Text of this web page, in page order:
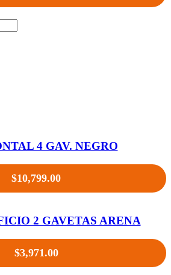
4 GAV. NEGRO
$10,799.00
2 GAVETAS ARENA
$3,971.00